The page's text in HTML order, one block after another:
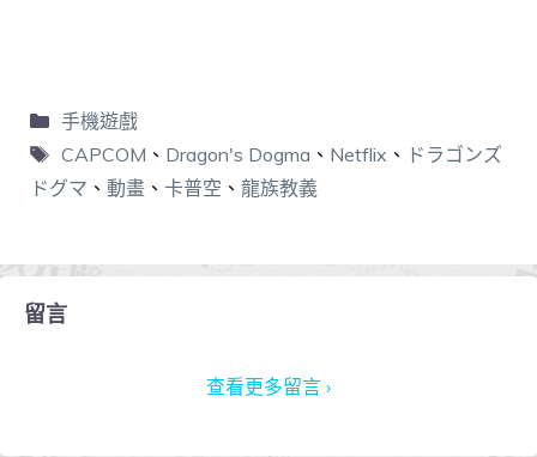
手機遊戲
CAPCOM 、 Dragon's Dogma 、 Netflix 、 ドラゴンズ
ドグマ 、 動畫 、 卡普空 、 龍族教義
留言
查看更多留言 ›